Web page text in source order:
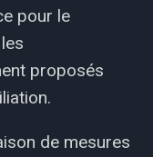
pour le
proposés
de mesures